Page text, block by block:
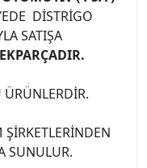
DİSTRİGO
SATIŞA
SUNULUR.